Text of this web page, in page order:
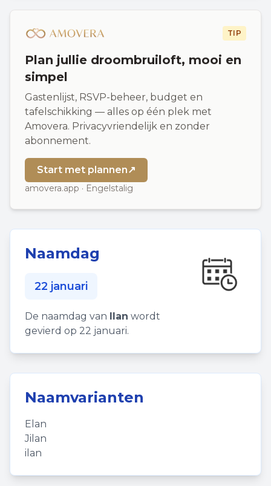
TIP
Plan jullie droombruiloft, mooi en
simpel
Gastenlijst, RSVP-beheer, budget en
tafelschikking — alles op één plek met
Amovera. Privacyvriendelijk en zonder
abonnement.
Start met plannen↗
amovera.app · Engelstalig
Naamdag
22 januari
De naamdag van Ilan wordt
gevierd op 22 januari.
Naamvarianten
Elan
Jilan
ilan